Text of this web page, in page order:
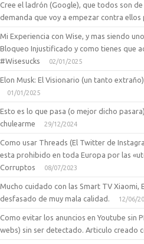
Cree el ladrón (Google), que todos son
demanda que voy a empezar contra ellos
Mi Experiencia con Wise, y mas siendo
Bloqueo Injustificado y como tienes que
#Wisesucks
02/01/2025
Elon Musk: El Visionario (un tanto
01/01/2025
Esto es lo que pasa (o mejor dicho
chulearme
29/12/2024
Como usar Threads (El Twitter de
esta prohibido en toda Europa por las
Corruptos
08/07/2023
Mucho cuidado con las Smart TV Xiaomi,
desfasado de muy mala calidad.
12/06/
Como evitar los anuncios en Youtube sin
webs) sin ser detectado. Articulo creado